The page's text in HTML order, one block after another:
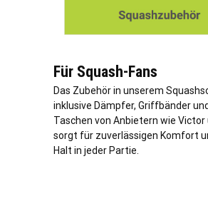
Für Squash-Fans
Das Zubehör in unserem
inklusive Dämpfer, Griffbänder
Taschen von Anbietern wie Victor
sorgt für zuverlässigen Komfort
Halt in jeder Partie.